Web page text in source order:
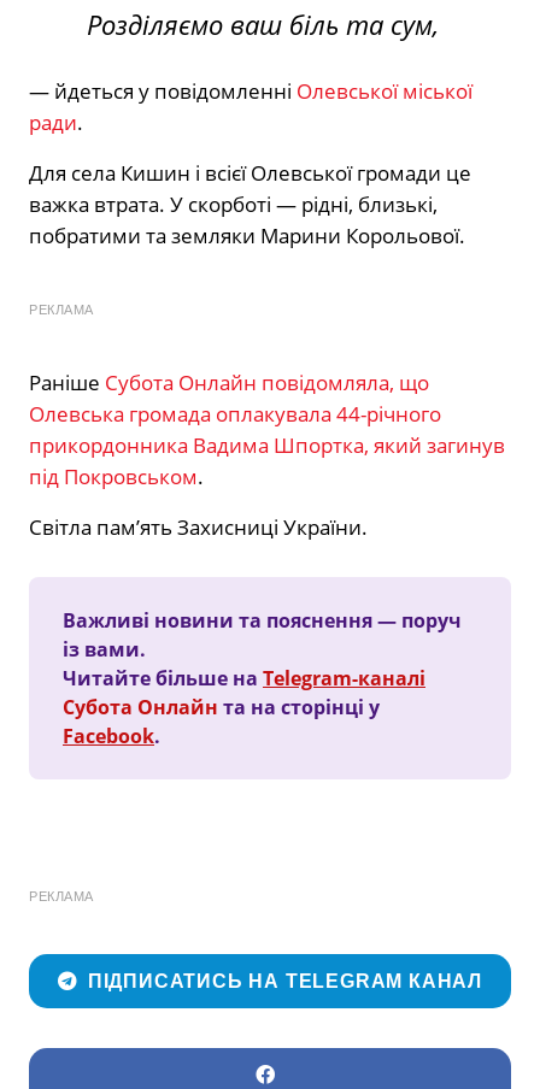
Розділяємо ваш біль та сум,
— йдеться у повідомленні Олевської міської
ради.
Для села Кишин і всієї Олевської громади це
важка втрата. У скорботі — рідні, близькі,
побратими та земляки Марини Корольової.
РЕКЛАМА
Раніше Субота Онлайн повідомляла, що
Олевська громада оплакувала 44-річного
прикордонника Вадима Шпортка, який загинув
під Покровськом.
Світла пам’ять Захисниці України.
Важливі новини та пояснення — поруч
із вами.
Читайте більше на Telegram-каналі
Субота Онлайн та на сторінці у
Facebook.
РЕКЛАМА
ПІДПИСАТИСЬ НА TELEGRAM КАНАЛ